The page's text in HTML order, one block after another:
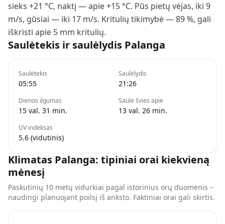
sieks +21 °C, naktį — apie +15 °C. Pūs pietų vėjas, iki 9
m/s, gūsiai — iki 17 m/s. Kritulių tikimybė — 89 %, gali
iškristi apie 5 mm kritulių.
Saulėtekis ir saulėlydis Palanga
Saulėtekis
05:55
Saulėlydis
21:26
Dienos ilgumas
15 val. 31 min.
Saulė švies apie
13 val. 26 min.
UV indeksas
5.6 (vidutinis)
Klimatas Palanga: tipiniai orai kiekvieną
mėnesį
Paskutinių 10 metų vidurkiai pagal istorinius orų duomenis –
naudingi planuojant poilsį iš anksto. Faktiniai orai gali skirtis.